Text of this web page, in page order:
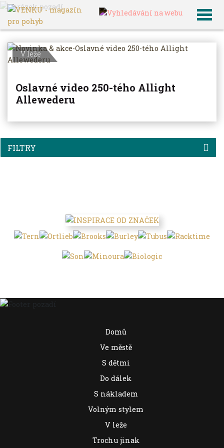
VENKU Archiv článků
FILTRY
V leže
Oslavné video 250-tého Allight
Allewederu
Domů
Ve městě
S dětmi
Do dálek
S nákladem
Volným stylem
V leže
Trochu jinak